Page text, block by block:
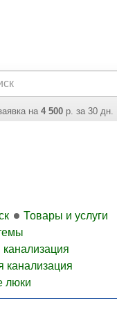
на 4 500р. за 30 дн.
Товары и услуги
канализация
люки